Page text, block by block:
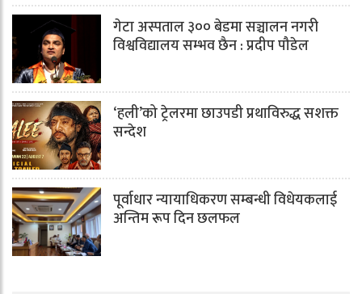
गेटा अस्पताल ३०० बेडमा सञ्चालन नगरी
विश्वविद्यालय सम्भव छैन : प्रदीप पौडेल
‘हली’को ट्रेलरमा छाउपडी प्रथाविरुद्ध सशक्त
सन्देश
पूर्वाधार न्यायाधिकरण सम्बन्धी विधेयकलाई
अन्तिम रूप दिन छलफल